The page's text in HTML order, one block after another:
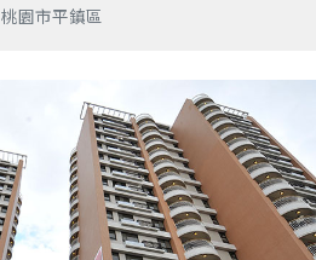
桃園市平鎮區